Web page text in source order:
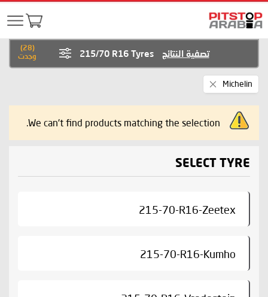
(
28
)
وجدت
تصفية النتائج 215/70 R16 Tyres
Michelin
This
We can't find products matching the selection.
SELECT TYRE
215-70-R16-Zeetex
215-70-R16-Kumho